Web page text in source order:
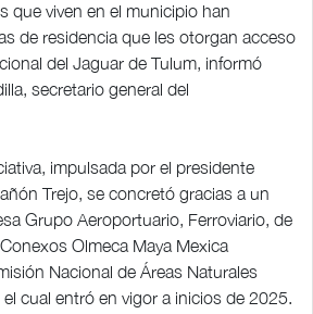
que viven en el municipio han
de residencia que les otorgan acceso
del Jaguar de Tulum, informó
secretario general del
impulsada por el presidente
Trejo, se concretó gracias a un
Grupo Aeroportuario, Ferroviario, de
Olmeca Maya Mexica
Nacional de Áreas Naturales
cual entró en vigor a inicios de 2025.